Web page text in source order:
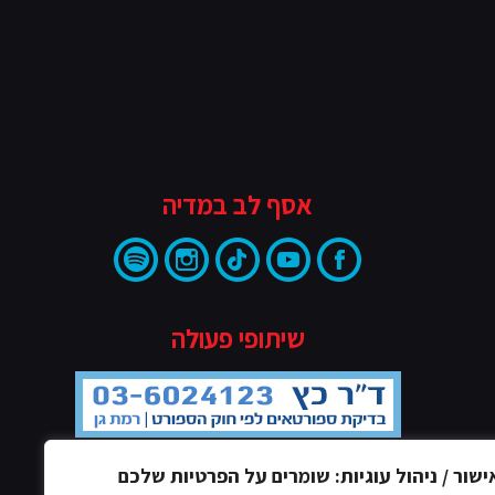
/ ניהול עוגיות: שומרים על הפרטיות שלכם
אסף לב במדיה
שיתופי פעולה